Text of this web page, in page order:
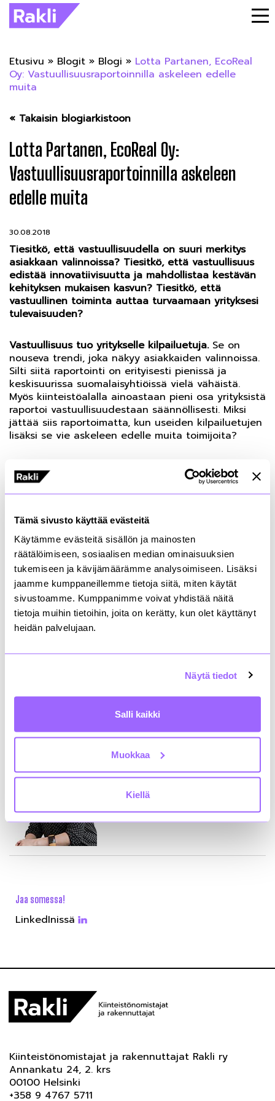
Tämä sivusto käyttää evästeitä
Käytämme evästeitä sisällön ja mainosten
räätälöimiseen, sosiaalisen median ominaisuuksien
tukemiseen ja kävijämäärämme analysoimiseen. Lisäksi
jaamme kumppaneillemme tietoja siitä, miten käytät
sivustoamme. Kumppanimme voivat yhdistää näitä
tietoja muihin tietoihin, joita on kerätty, kun olet käyttänyt
heidän palvelujaan.
Näytä tiedot
Salli kaikki
Muokkaa
Kiellä
Etusivu » Blogit » Blogi » Lotta Partanen, EcoReal
Oy: Vastuullisuusraportoinnilla askeleen edelle
muita
« Takaisin blogiarkistoon
Lotta Partanen, EcoReal Oy:
Vastuullisuusraportoinnilla askeleen
edelle muita
30.08.2018
Tiesitkö, että vastuullisuudella on suuri merkitys
asiakkaan valinnoissa? Tiesitkö, että vastuullisuus
edistää innovatiivisuutta ja mahdollistaa kestävän
kehityksen mukaisen kasvun? Tiesitkö, että
vastuullinen toiminta auttaa turvaamaan yrityksesi
tulevaisuuden?
Vastuullisuus tuo yritykselle kilpailuetuja.Se on
nouseva trendi, joka näkyy asiakkaiden valinnoissa.
Silti siitä raportointi on erityisesti pienissä ja
keskisuurissa suomalaisyhtiöissä vielä vähäistä.
Myös kiinteistöalalla ainoastaan pieni osa yrityksistä
raportoi vastuullisuudestaan säännöllisesti. Miksi
jättää siis raportoimatta, kun useiden kilpailuetujen
lisäksi se vie askeleen edelle muita toimijoita?
Miten raportoinnissa pääsee alkuun?Ensiksi
kannattaa pohtia, mitkä vastuullisuusnäkökohdat
ovat juuri teidän toiminnassanne tärkeitä ja mitä
tärkeän sidosryhmän muodostavat kiinteistöjen
tiloja. Tilojen eteen tehty työ on vastuullisuutta –
siitä kannattaa siis viestiä! Lisää sopivia näkökohtia
on listattu esimerkiksiRAKLI-KTI-
vastuullisuustyökaluun.
Valituista vastuullisuusteemoista ja -näkökohdista
kannattaa koostaa vastuullisuusraportin runko,
Valmista runkoa seuraamalla voidaan helposti viedä
toiminnan vuosittaista kehittymistä. Ei tämä sen
Lotta Partanen
EcoReal Oy
Jaa somessa!
LinkedInissä
Kiinteistönomistajat ja rakennuttajat Rakli ry
Annankatu 24, 2. krs
00100 Helsinki
+358 9 4767 5711